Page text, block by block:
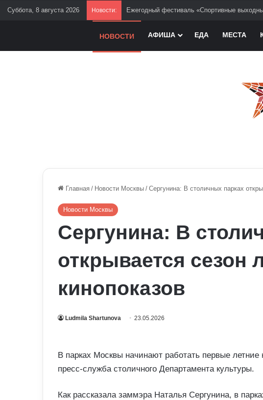
Суббота, 8 августа 2026 Новости: В столице открыта новая эстакада на шоссе
НОВОСТИ АФИША ЕДА МЕСТА
Главная / Новости Москвы / Сергунина: В столичных парках
Новости Москвы
Сергунина: В
открывается сезон
кинопоказов
Ludmila Shartunova 23.05.2026
В парках Москвы начинают работать первые
пресс-служба столичного Департамента культуры.
Как рассказала заммэра Наталья Сергунина, в